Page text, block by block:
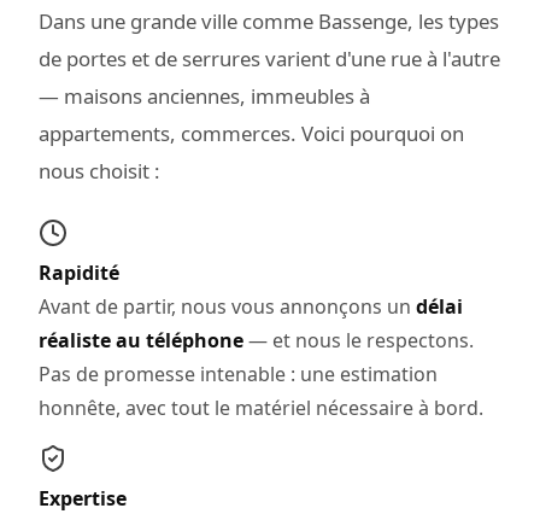
Dans une grande ville comme Bassenge, les types
de portes et de serrures varient d'une rue à l'autre
— maisons anciennes, immeubles à
appartements, commerces. Voici pourquoi on
nous choisit :
Rapidité
Avant de partir, nous vous annonçons un délai
réaliste au téléphone— et nous le respectons.
Pas de promesse intenable : une estimation
honnête, avec tout le matériel nécessaire à bord.
Expertise